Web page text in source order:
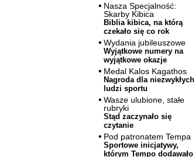
Nasza Specjalność:
Skarby Kibica
Biblia kibica, na którą
czekało się co rok
Wydania jubileuszowe
Wyjątkowe numery na
wyjątkowe okazje
Medal Kalos Kagathos
Nagroda dla niezwykłych
ludzi sportu
Wasze ulubione, stałe
rubryki
Stąd zaczynało się
czytanie
Pod patronatem Tempa
Sportowe inicjatywy,
którym Tempo dodawało